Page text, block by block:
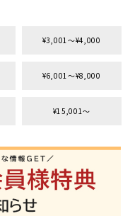
XXXL
32inc
38inc
¥3,001〜¥4,000
¥6,001〜¥8,000
¥15,001〜